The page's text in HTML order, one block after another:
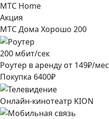
МТС Home
Акция
МТС Дома Хорошо 200
200 мбит/сек
Роутер в аренду от 149₽/мес
Покупка 6400₽
Онлайн-кинотеатр KION